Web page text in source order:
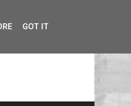
GOT IT